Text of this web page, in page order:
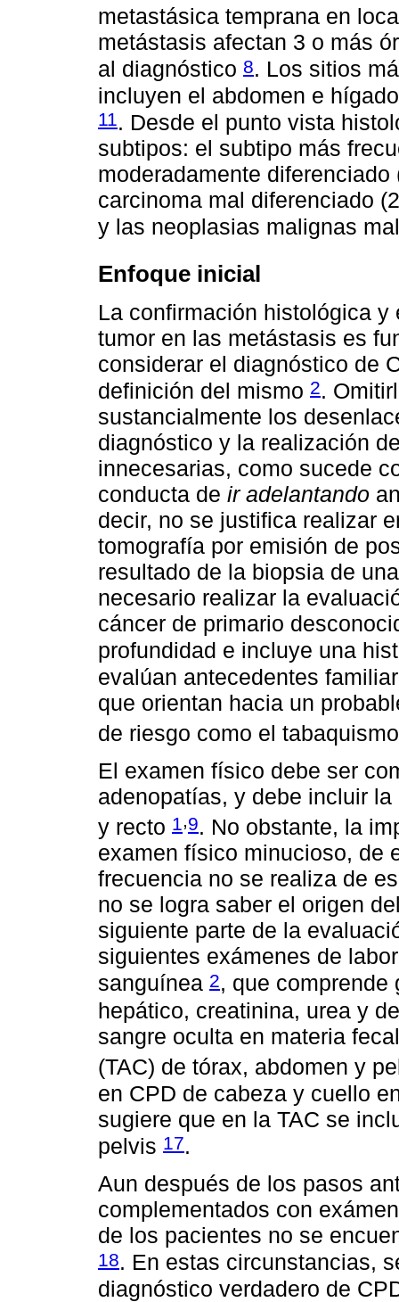
metastásica temprana en
metástasis afectan 3 o más
al diagnóstico 8. Los sitios
incluyen el abdomen e
11. Desde el punto vista
subtipos: el subtipo más
moderadamente
carcinoma mal diferenciado
y las neoplasias malignas
Enfoque inicial
La confirmación histológica
tumor en las metástasis es
considerar el diagnóstico de
definición del mismo 2.
sustancialmente los
diagnóstico y la realización
innecesarias, como sucede
conducta de ir adelantando
decir, no se justifica realizar
tomografía por emisión de
resultado de la biopsia de
necesario realizar la
cáncer de primario
profundidad e incluye una
evalúan antecedentes
que orientan hacia un
de riesgo como el
El examen físico debe ser
adenopatías, y debe incluir
y recto 1,9. No obstante, la
examen físico minucioso, de
frecuencia no se realiza de
no se logra saber el origen
siguiente parte de la
siguientes exámenes de
sanguínea 2, que
hepático, creatinina, urea y
sangre oculta en materia
(TAC) de tórax, abdomen y
en CPD de cabeza y cuello
sugiere que en la TAC se
pelvis 17.
Aun después de los pasos
complementados con
de los pacientes no se
18. En estas circunstancias,
diagnóstico verdadero de